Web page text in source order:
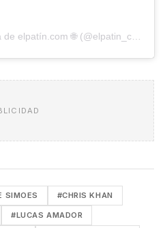
Una publicación compartida de elpatín.com 🌐 (@elpatin_com)
SIMOES #CHRIS KHAN
#LUCAS AMADOR